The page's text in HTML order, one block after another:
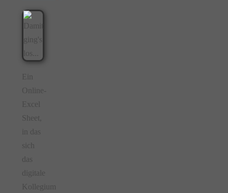
Ein
Online-
Excel
Sheet,
in das
sich
das
digitale
Kollegium